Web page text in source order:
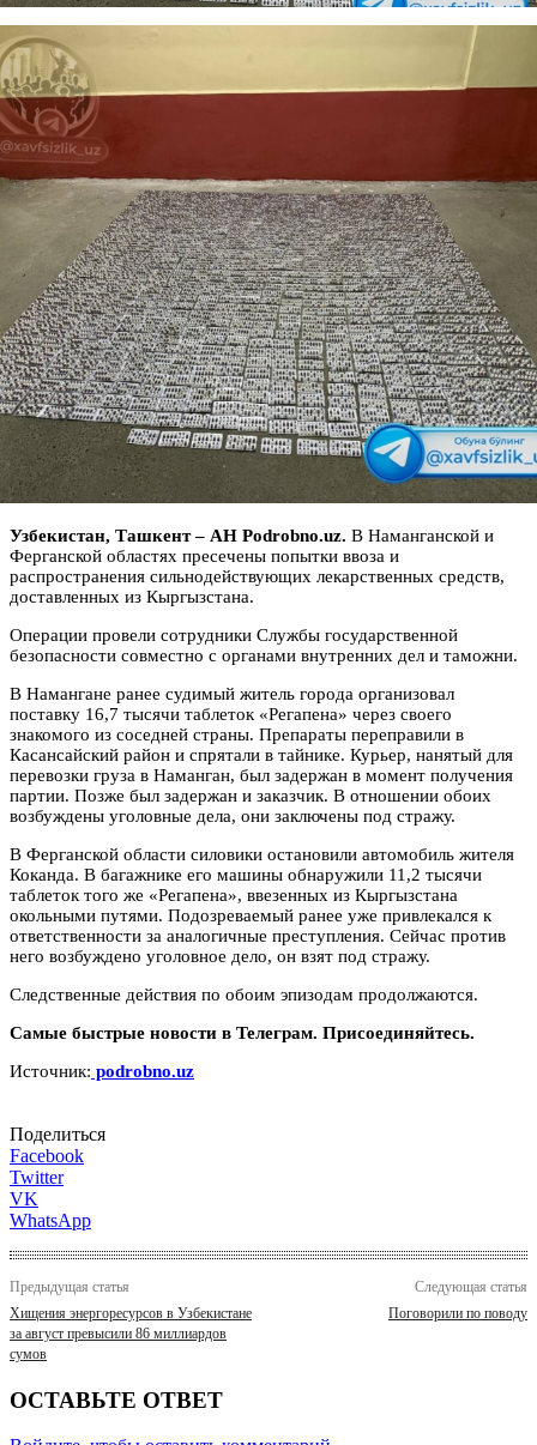
Узбекистан, Ташкент – АН Podrobno.uz. В Наманганской и
Ферганской областях пресечены попытки ввоза и
распространения сильнодействующих лекарственных средств,
доставленных из Кыргызстана.
Операции провели сотрудники Службы государственной
безопасности совместно с органами внутренних дел и таможни.
В Намангане ранее судимый житель города организовал
поставку 16,7 тысячи таблеток «Регапена» через своего
знакомого из соседней страны. Препараты переправили в
Касансайский район и спрятали в тайнике. Курьер, нанятый для
перевозки груза в Наманган, был задержан в момент получения
партии. Позже был задержан и заказчик. В отношении обоих
возбуждены уголовные дела, они заключены под стражу.
В Ферганской области силовики остановили автомобиль жителя
Коканда. В багажнике его машины обнаружили 11,2 тысячи
таблеток того же «Регапена», ввезенных из Кыргызстана
окольными путями. Подозреваемый ранее уже привлекался к
ответственности за аналогичные преступления. Сейчас против
него возбуждено уголовное дело, он взят под стражу.
Следственные действия по обоим эпизодам продолжаются.
Самые быстрые новости в Телеграм. Присоединяйтесь.
Источник: podrobno.uz
Поделиться
Facebook
Twitter
VK
WhatsApp
Предыдущая статья
Хищения энергоресурсов в Узбекистане
за август превысили 86 миллиардов
сумов
Следующая статья
Поговорили по поводу
ОСТАВЬТЕ ОТВЕТ